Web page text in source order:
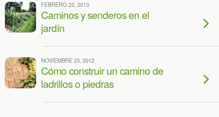
FEBRERO 22, 2013
Caminos y senderos en el
jardín
NOVIEMBRE 23, 2012
Cómo construir un camino de
ladrillos o piedras